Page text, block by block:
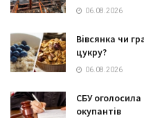
06.08.2026
Вівсянка чи
цукру?
06.08.2026
СБУ оголосила
окупантів